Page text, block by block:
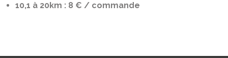
10,1 à 20km : 8 € / commande